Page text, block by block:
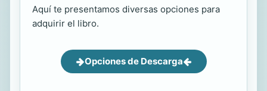
Aquí te presentamos diversas opciones para
adquirir el libro.
Opciones de Descarga